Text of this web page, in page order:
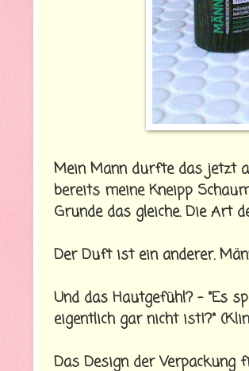
Mein Mann durfte das jetzt
bereits meine Kneipp
Grunde das gleiche. Die Art
Der Duft ist ein anderer.
Und das Hautgefühl? - "Es
eigentlich gar nicht ist!?"
Das Design der Verpackung